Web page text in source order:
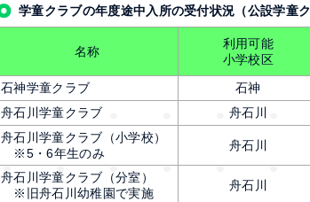
学童クラブの年度途中入所の受付状況（公設学童
名称
利用可能
小学校区
石神学童クラブ 石神
舟石川学童クラブ 舟石川
舟石川学童クラブ（小学校）
※5・6年生のみ
舟石川
舟石川学童クラブ（分室）
※旧舟石川幼稚園で実施
舟石川